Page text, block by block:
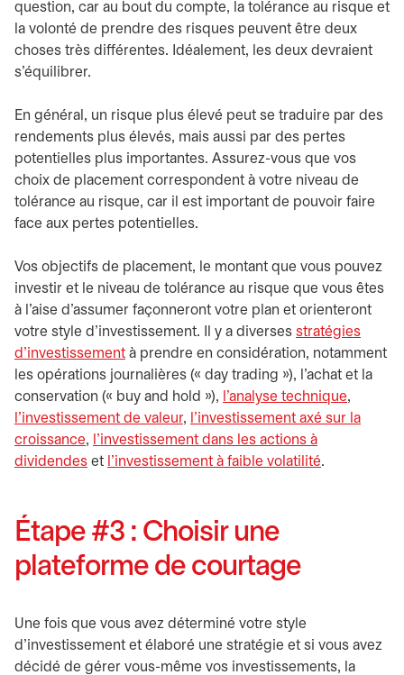
question, car au bout du compte, la tolérance au risque et
la volonté de prendre des risques peuvent être deux
choses très différentes. Idéalement, les deux devraient
s'équilibrer.
En général, un risque plus élevé peut se traduire par des
rendements plus élevés, mais aussi par des pertes
potentielles plus importantes. Assurez-vous que vos
choix de placement correspondent à votre niveau de
tolérance au risque, car il est important de pouvoir faire
face aux pertes potentielles.
Vos objectifs de placement, le montant que vous pouvez
investir et le niveau de tolérance au risque que vous êtes
à l'aise d'assumer façonneront votre plan et orienteront
votre style d'investissement. Il y a diverses stratégies
d'investissement à prendre en considération, notamment
les opérations journalières (« day trading »), l'achat et la
conservation (« buy and hold »),
l'analyse technique,
l'investissement de valeur,
l'investissement axé sur la
croissance,
l'investissement dans les actions à
dividendes et l'investissement à faible volatilité.
Étape #3 : Choisir une
plateforme de courtage
Une fois que vous avez déterminé votre style
d'investissement et élaboré une stratégie et si vous avez
décidé de gérer vous-même vos investissements, la